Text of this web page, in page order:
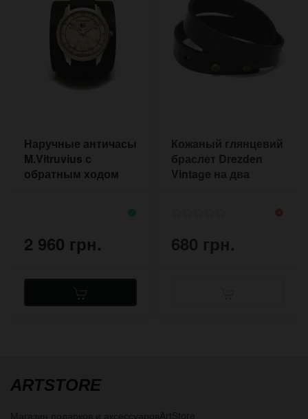
Наручные античасы
M.Vitruvius с
обратным ходом
2 960 грн.
Кожаный глянцевий
браслет Drezden
Vintage на два
680 грн.
ARTSTORE